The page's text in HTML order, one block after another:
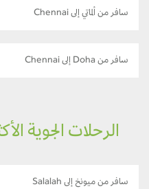
سافر من ألماتي إلى Chennai
سافر من Doha إلى Chennai
الرحلات الجوية
سافر من ميونخ إلى Salalah